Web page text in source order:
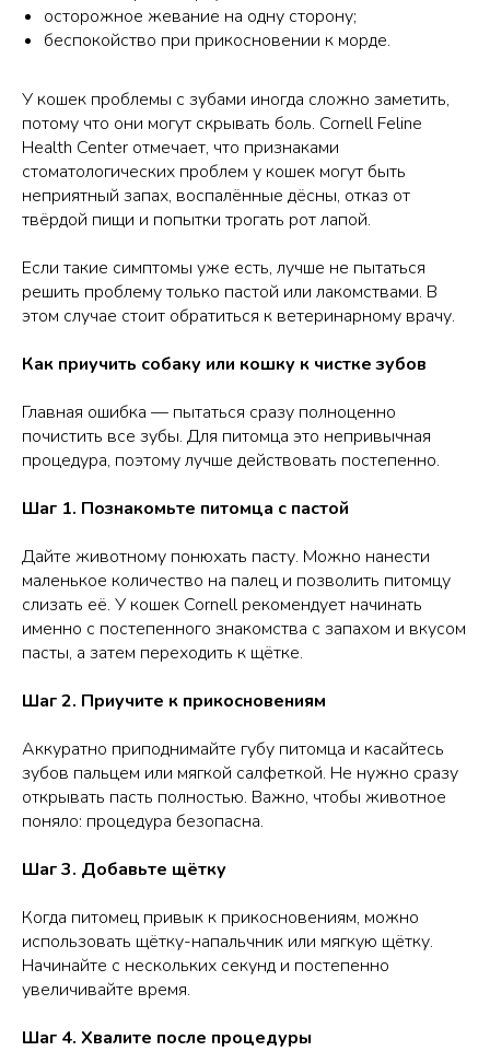
осторожное жевание на одну сторону;
беспокойство при прикосновении к морде.
У кошек проблемы с зубами иногда сложно заметить,
потому что они могут скрывать боль. Cornell Feline
Health Center отмечает, что признаками
стоматологических проблем у кошек могут быть
неприятный запах, воспалённые дёсны, отказ от
твёрдой пищи и попытки трогать рот лапой.
Если такие симптомы уже есть, лучше не пытаться
решить проблему только пастой или лакомствами. В
этом случае стоит обратиться к ветеринарному врачу.
Как приучить собаку или кошку к чистке зубов
Главная ошибка — пытаться сразу полноценно
почистить все зубы. Для питомца это непривычная
процедура, поэтому лучше действовать постепенно.
Шаг 1. Познакомьте питомца с пастой
Дайте животному понюхать пасту. Можно нанести
маленькое количество на палец и позволить питомцу
слизать её. У кошек Cornell рекомендует начинать
именно с постепенного знакомства с запахом и вкусом
пасты, а затем переходить к щётке.
Шаг 2. Приучите к прикосновениям
Аккуратно приподнимайте губу питомца и касайтесь
зубов пальцем или мягкой салфеткой. Не нужно сразу
открывать пасть полностью. Важно, чтобы животное
поняло: процедура безопасна.
Шаг 3. Добавьте щётку
Когда питомец привык к прикосновениям, можно
использовать щётку-напальчник или мягкую щётку.
Начинайте с нескольких секунд и постепенно
увеличивайте время.
Шаг 4. Хвалите после процедуры